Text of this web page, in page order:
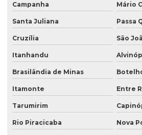
Campanha Mário
Santa Juliana Passa
Cruzília São
Itanhandu
Brasilândia de Minas
Itamonte Entre
Tarumirim
Rio Piracicaba Nova